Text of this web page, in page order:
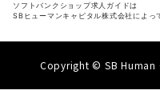
ソフトバンクショップ求人ガイドは
SBヒューマンキャピタル株式会社によっ
Copyright © SB Human